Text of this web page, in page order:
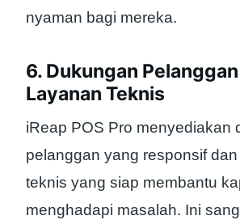
nyaman bagi mereka.
6. Dukungan
Layanan Teknis
iReap POS Pro menyediakan
pelanggan yang responsif
teknis yang siap membantu
menghadapi masalah. Ini